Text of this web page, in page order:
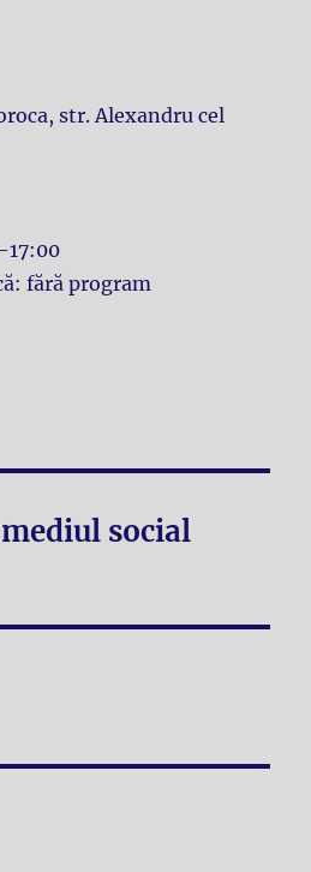
str. Alexandru cel
fără program
social